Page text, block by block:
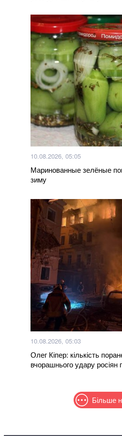
10.08.2026, 05:05
Маринованные зелёные
зиму
10.08.2026, 05:03
Олег Кіпер: кількість
вчорашнього удару
Більше